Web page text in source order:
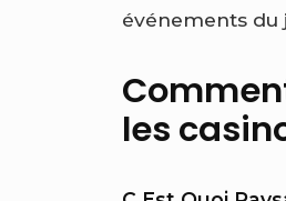
événements du
les